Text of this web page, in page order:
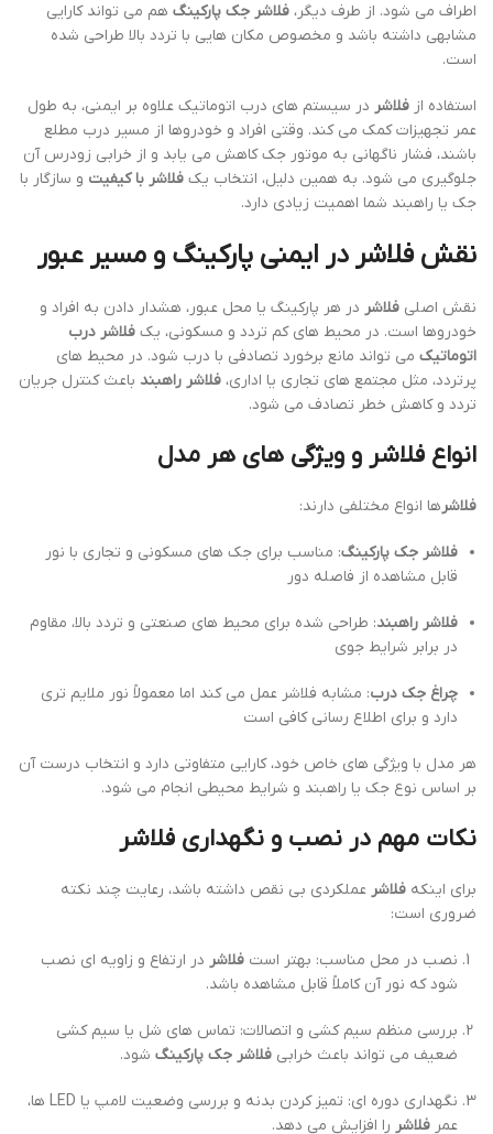
اطراف می شود. از طرف دیگر، فلاشر جک پارکینگ هم می تواند کارایی
مشابهی داشته باشد و مخصوص مکان هایی با تردد بالا طراحی شده
است.
استفاده از فلاشر در سیستم های درب اتوماتیک علاوه بر ایمنی، به طول
عمر تجهیزات کمک می کند. وقتی افراد و خودروها از مسیر درب مطلع
باشند، فشار ناگهانی به موتور جک کاهش می یابد و از خرابی زودرس آن
جلوگیری می شود. به همین دلیل، انتخاب یک فلاشر با کیفیت و سازگار با
جک یا راهبند شما اهمیت زیادی دارد.
نقش فلاشر در ایمنی پارکینگ و مسیر عبور
نقش اصلی فلاشر در هر پارکینگ یا محل عبور، هشدار دادن به افراد و
خودروها است. در محیط های کم تردد و مسکونی، یک فلاشر درب
اتوماتیک می تواند مانع برخورد تصادفی با درب شود. در محیط های
پرتردد، مثل مجتمع های تجاری یا اداری، فلاشر راهبند باعث کنترل جریان
تردد و کاهش خطر تصادف می شود.
انواع فلاشر و ویژگی های هر مدل
فلاشر ها انواع مختلفی دارند:
فلاشر جک پارکینگ: مناسب برای جک های مسکونی و تجاری با نور
قابل مشاهده از فاصله دور
فلاشر راهبند: طراحی شده برای محیط های صنعتی و تردد بالا، مقاوم
در برابر شرایط جوی
چراغ جک درب: مشابه فلاشر عمل می کند اما معمولاً نور ملایم تری
دارد و برای اطلاع رسانی کافی است
هر مدل با ویژگی های خاص خود، کارایی متفاوتی دارد و انتخاب درست آن
بر اساس نوع جک یا راهبند و شرایط محیطی انجام می شود.
نکات مهم در نصب و نگهداری فلاشر
برای اینکه فلاشر عملکردی بی نقص داشته باشد، رعایت چند نکته
ضروری است:
نصب در محل مناسب: بهتر است فلاشر در ارتفاع و زاویه ای نصب
شود که نور آن کاملاً قابل مشاهده باشد.
بررسی منظم سیم کشی و اتصالات: تماس های شل یا سیم کشی
ضعیف می تواند باعث خرابی فلاشر جک پارکینگ شود.
نگهداری دوره ای: تمیز کردن بدنه و بررسی وضعیت لامپ یا LED ها،
عمر فلاشر را افزایش می دهد.